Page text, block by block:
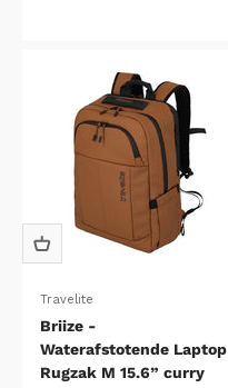
Travelite
Briize -
Waterafstotende Laptop
Rugzak M 15.6” curry